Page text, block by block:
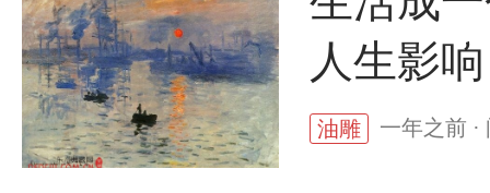
人生影响
油雕 一年之前 ·